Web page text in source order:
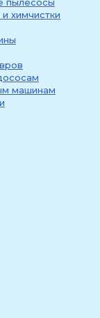
химчистки
машинам